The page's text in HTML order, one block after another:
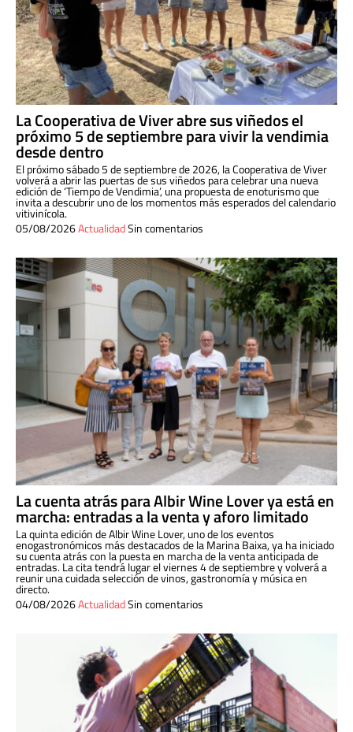
La Cooperativa de Viver abre sus viñedos el
próximo 5 de septiembre para vivir la vendimia
desde dentro
El próximo sábado 5 de septiembre de 2026, la Cooperativa de Viver
volverá a abrir las puertas de sus viñedos para celebrar una nueva
edición de ‘Tiempo de Vendimia’, una propuesta de enoturismo que
invita a descubrir uno de los momentos más esperados del calendario
vitivinícola.
05/08/2026ActualidadSin comentarios
La cuenta atrás para Albir Wine Lover ya está en
marcha: entradas a la venta y aforo limitado
La quinta edición de Albir Wine Lover, uno de los eventos
enogastronómicos más destacados de la Marina Baixa, ya ha iniciado
su cuenta atrás con la puesta en marcha de la venta anticipada de
entradas. La cita tendrá lugar el viernes 4 de septiembre y volverá a
reunir una cuidada selección de vinos, gastronomía y música en
directo.
04/08/2026ActualidadSin comentarios